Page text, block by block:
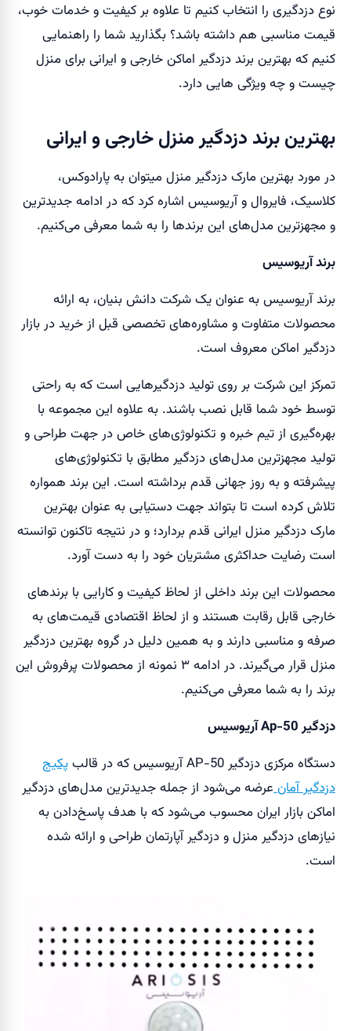
نوع دزدگیری را انتخاب کنیم تا علاوه بر کیفیت و خدمات خوب،
قیمت مناسبی هم داشته باشد؟ بگذارید شما را راهنمایی
کنیم که بهترین برند دزدگیر اماکن خارجی و ایرانی برای منزل
چیست و چه ویژگی هایی دارد.
بهترین برند دزدگیر منزل خارجی و ایرانی
در مورد بهترین مارک دزدگیر منزل میتوان به پارادوکس،
کلاسیک، فایروال و آریوسیس اشاره کرد که در ادامه جدیدترین
و مجهزترین مدل‌های این برند‌ها را به شما معرفی می‌کنیم.
برند آریوسیس
برند آریوسیس به عنوان یک شرکت دانش بنیان، به ارائه
محصولات متفاوت و مشاوره‌های تخصصی قبل از خرید در بازار
دزدگیر اماکن معروف است.
تمرکز این شرکت بر روی تولید دزدگیر‌هایی است که به راحتی
توسط خود شما قابل نصب باشند. به علاوه این مجموعه با
بهره‌گیری از تیم خبره و تکنولوژی‌های خاص در جهت طراحی و
تولید مجهزترین مدل‌های دزدگیر مطابق با تکنولوژی‌های
پیشرفته و به روز جهانی قدم برداشته است. این برند همواره
تلاش کرده است تا بتواند جهت دستیابی به عنوان بهترین
مارک دزدگیر منزل ایرانی قدم بردارد؛ و در نتیجه تاکنون توانسته
است رضایت حداکثری مشتریان خود را به دست آورد.
محصولات این برند داخلی از لحاظ کیفیت و کارایی با برندهای
خارجی قابل رقابت هستند و از لحاظ اقتصادی قیمت‌های به
صرفه و مناسبی دارند و به همین دلیل در گروه بهترین دزدگیر
منزل قرار می‌گیرند. در ادامه ۳ نمونه از محصولات پرفروش این
برند را به شما معرفی می‌کنیم.
دزدگیر Ap-50 آریوسیس
دستگاه مرکزی دزدگیر AP-50 آریوسیس که در قالب
پکیج
دزدگیر آمانعرضه می‌شود از جمله جدیدترین مدل‌های دزدگیر
اماکن بازار ایران محسوب می‌شود که با هدف پاسخ‌دادن به
نیازهای دزدگیر منزل و دزدگیر آپارتمان طراحی و ارائه شده
است.